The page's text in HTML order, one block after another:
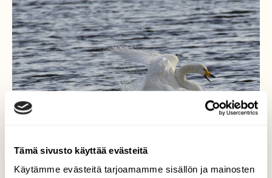
Tämä sivusto käyttää evästeitä
Käytämme evästeitä tarjoamamme sisällön ja mainosten